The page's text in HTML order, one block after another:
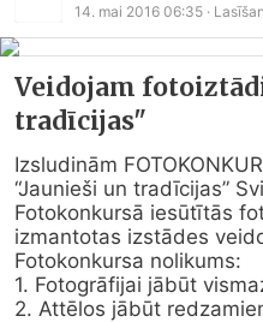
14. mai 2016 06:35 ·
Veidojam
tradīcijas"
Izsludinām
“Jaunieši un tradīcijas”
Fotokonkursā iesūtītās
izmantotas izstādes
Fotokonkursa nolikums:
1. Fotogrāfijai jābūt
2. Attēlos jābūt